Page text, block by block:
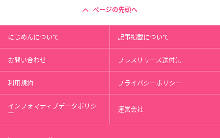
ページの先頭へ
にじめんについて 記事掲載について
お問い合わせ プレスリリース送付先
利用規約 プライバシーポリシー
インフォマティブデータポリシ
ー 運営会社